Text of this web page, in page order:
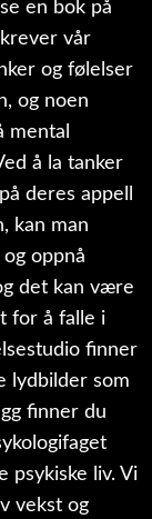
en bok på
vår
og følelser
og noen
mental
å la tanker
deres appell
kan man
oppnå
det kan være
for å falle i
finner
lydbilder som
finner du
psykiske liv. Vi
vekst og